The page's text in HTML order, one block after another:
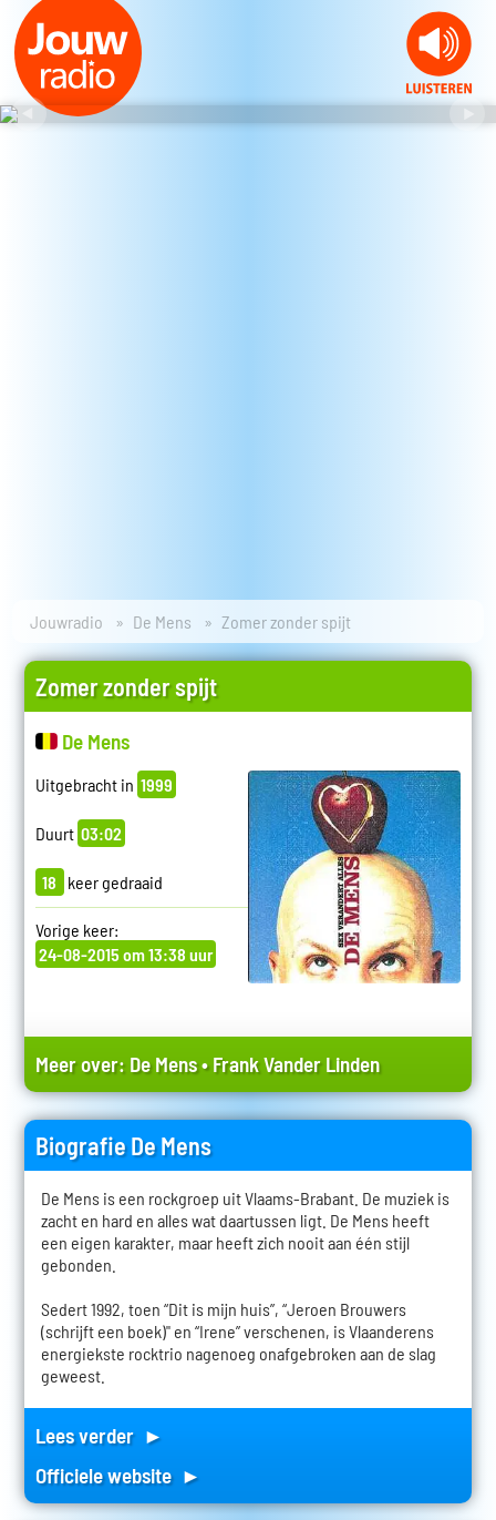
Jouwradio De Mens Zomer zonder spijt
Zomer zonder spijt
De Mens
Uitgebracht in 1999
Duurt 03:02
18 keer gedraaid
Vorige keer:
24-08-2015 om 13:38 uur
Meer over: De Mens•Frank Vander Linden
Biografie De Mens
De Mens is een rockgroep uit Vlaams-Brabant. De muziek is
zacht en hard en alles wat daartussen ligt. De Mens heeft
een eigen karakter, maar heeft zich nooit aan één stijl
gebonden.
Sedert 1992, toen “Dit is mijn huis”, “Jeroen Brouwers
(schrijft een boek)" en “Irene” verschenen, is Vlaanderens
energiekste rocktrio nagenoeg onafgebroken aan de slag
geweest.
Lees verder ►
Officiele website ►